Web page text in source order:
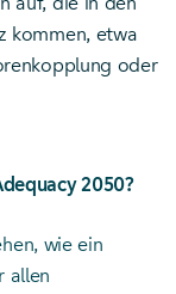
kommen, etwa
oder
2050?
wie ein
allen